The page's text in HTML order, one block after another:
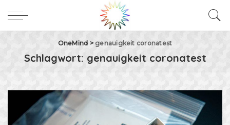
OneMind > genauigkeit coronatest
Schlagwort: genauigkeit coronatest